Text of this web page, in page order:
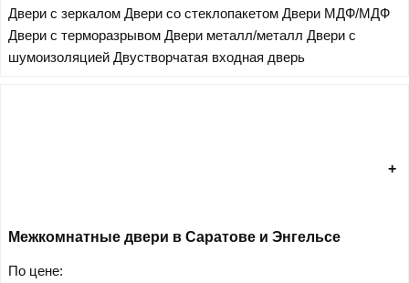
Двери с зеркалом Двери со стеклопакетом Двери МДФ/МДФ
Двери с терморазрывом Двери металл/металл Двери с
шумоизоляцией Двустворчатая входная дверь
Межкомнатные двери в Саратове и Энгельсе
По цене: